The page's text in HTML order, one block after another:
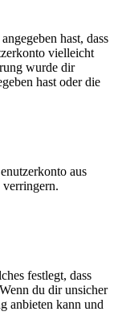
hast, dass
vielleicht
wurde dir
hast oder die
aus
verringern.
festlegt, dass
du dir unsicher
anbieten kann und